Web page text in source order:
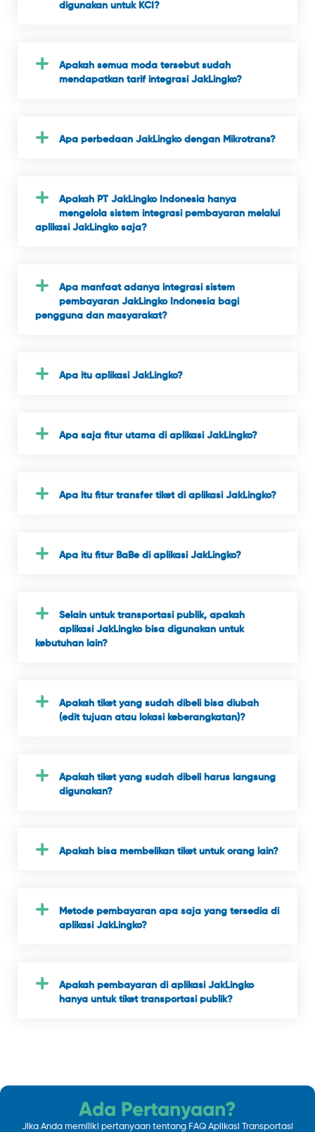
digunakan untuk KCI?
Apakah semua moda tersebut sudah
mendapatkan tarif integrasi JakLingko?
Apa perbedaan JakLingko dengan Mikrotrans?
Apakah PT JakLingko Indonesia hanya
mengelola sistem integrasi pembayaran melalui
aplikasi JakLingko saja?
Apa manfaat adanya integrasi sistem
pembayaran JakLingko Indonesia bagi
pengguna dan masyarakat?
Apa itu aplikasi JakLingko?
Apa saja fitur utama di aplikasi JakLingko?
Apa itu fitur transfer tiket di aplikasi JakLingko?
Apa itu fitur BaBe di aplikasi JakLingko?
Selain untuk transportasi publik, apakah
aplikasi JakLingko bisa digunakan untuk
kebutuhan lain?
Apakah tiket yang sudah dibeli bisa diubah
(edit tujuan atau lokasi keberangkatan)?
Apakah tiket yang sudah dibeli harus langsung
digunakan?
Apakah bisa membelikan tiket untuk orang lain?
Metode pembayaran apa saja yang tersedia di
aplikasi JakLingko?
Apakah pembayaran di aplikasi JakLingko
hanya untuk tiket transportasi publik?
Ada Pertanyaan?
Jika Anda memiliki pertanyaan tentang FAQ Aplikasi Transportasi